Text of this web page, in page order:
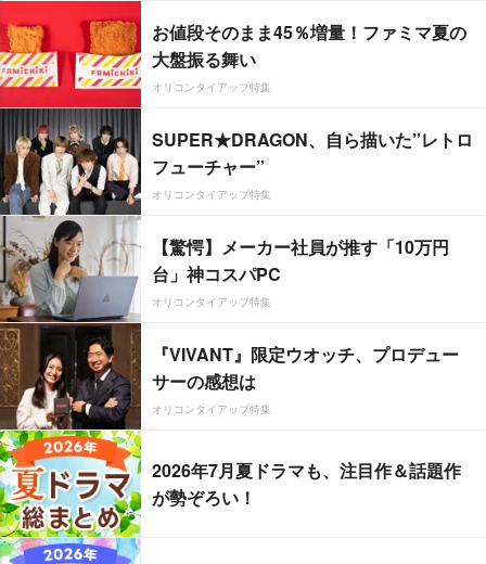
お値段そのまま45％増量！ファミマ夏の
大盤振る舞い
オリコンタイアップ特集
SUPER★DRAGON、自ら描いた”レトロ
フューチャー”
オリコンタイアップ特集
【驚愕】メーカー社員が推す「10万円
台」神コスパPC
オリコンタイアップ特集
『VIVANT』限定ウオッチ、プロデュー
サーの感想は
オリコンタイアップ特集
2026年7月夏ドラマも、注目作＆話題作
が勢ぞろい！